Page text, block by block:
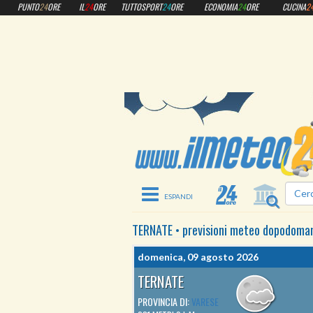
Toggle navigation
TERNATE• previsioni meteo
domenica, 09 agosto 2026
TERNATE
PROVINCIA DI:VARESE
PUNTO24ORE IL24ORE TUTTOSPORT24ORE ECONOMIA24ORE CUCINA